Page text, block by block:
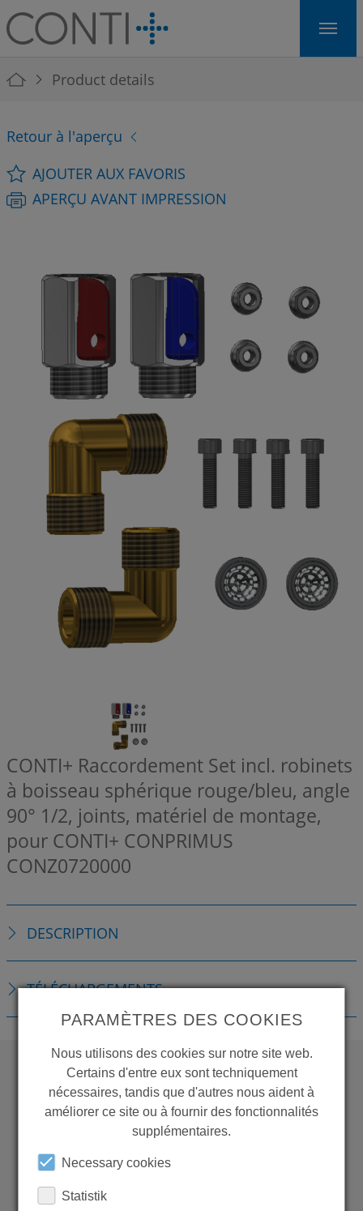
Skip to main navigation
Skip to main content
Skip to page footer
You are here:
Product details
Retour à l'aperçu
AJOUTER AUX FAVORIS
APERÇU AVANT IMPRESSION
CONTI+ Raccordement Set incl. robinets
à boisseau sphérique rouge/bleu, angle
90° 1/2, joints, matériel de montage,
pour CONTI+ CONPRIMUS
CONZ0720000
DESCRIPTION
TÉLÉCHARGEMENTS
WANT TO SEE
MORE PRODUCTS?
PARAMÈTRES DES COOKIES
Nous utilisons des cookies sur notre site web.
Certains d'entre eux sont techniquement
nécessaires, tandis que d'autres nous aident à
améliorer ce site ou à fournir des fonctionnalités
supplémentaires.
Necessary cookies
Statistik